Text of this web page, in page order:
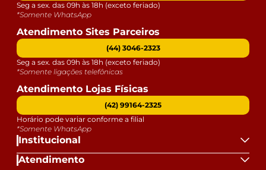
Institucional
Atendimento
Seg a sex. das 09h às 18h (exceto feriado)
*Somente WhatsApp
Atendimento Sites Parceiros
(44) 3046-2323
Seg a sex. das 09h às 18h (exceto feriado)
*Somente ligações telefônicas
Atendimento Lojas Físicas
(42) 99164-2325
Horário pode variar conforme a filial
*Somente WhatsApp